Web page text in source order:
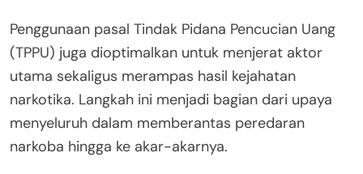
Penggunaan pasal Tindak Pidana Pencucian Uang
(TPPU) juga dioptimalkan untuk menjerat aktor
utama sekaligus merampas hasil kejahatan
narkotika. Langkah ini menjadi bagian dari upaya
menyeluruh dalam memberantas peredaran
narkoba hingga ke akar-akarnya.